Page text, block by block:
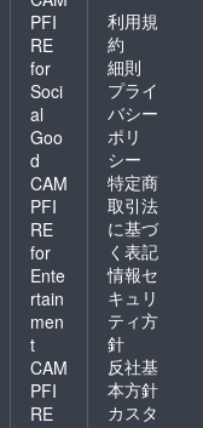
PFI
RE
for
Soci
al
Goo
d
CAM
PFI
RE
for
Ente
rtain
men
t
CAM
PFI
RE
利用規
約
細則
プライ
バシー
ポリ
シー
特定商
取引法
に基づ
く表記
情報セ
キュリ
ティ方
針
反社基
本方針
カスタ